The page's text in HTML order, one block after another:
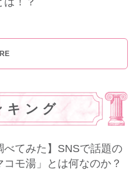
キング
べてみた】SNSで話題の
コモ湯」とは何なのか？